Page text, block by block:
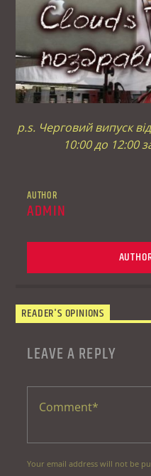
p.s. Черговий випуск
10:00 до 12:00
AUTHOR
ADMIN
READER'S OPINIONS
LEAVE A REPLY
Your email address will not be